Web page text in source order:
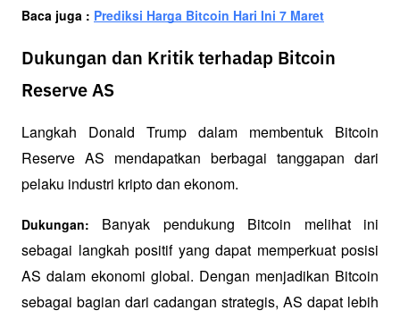
Baca juga : Prediksi Harga Bitcoin Hari Ini 7 Maret
Dukungan dan Kritik terhadap Bitcoin
Reserve AS
Langkah Donald Trump dalam membentuk Bitcoin
Reserve AS mendapatkan berbagai tanggapan dari
pelaku industri kripto dan ekonom.
Dukungan:
Banyak pendukung Bitcoin melihat ini
sebagai langkah positif yang dapat memperkuat posisi
AS dalam ekonomi global. Dengan menjadikan Bitcoin
sebagai bagian dari cadangan strategis, AS dapat lebih